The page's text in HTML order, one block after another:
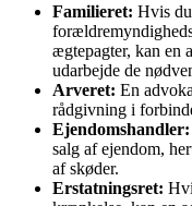
Familieret: Hvis
ægtepagter, kan en
udarbejde de
Arveret: En
rådgivning i
Ejendomshandler:
salg af ejendom,
af skøder.
Erstatningsret: